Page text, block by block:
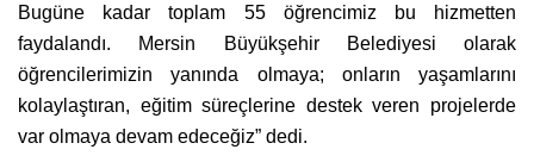
Bugüne kadar toplam 55 öğrencimiz bu hizmetten
faydalandı. Mersin Büyükşehir Belediyesi olarak
öğrencilerimizin yanında olmaya; onların yaşamlarını
kolaylaştıran, eğitim süreçlerine destek veren projelerde
var olmaya devam edeceğiz” dedi.